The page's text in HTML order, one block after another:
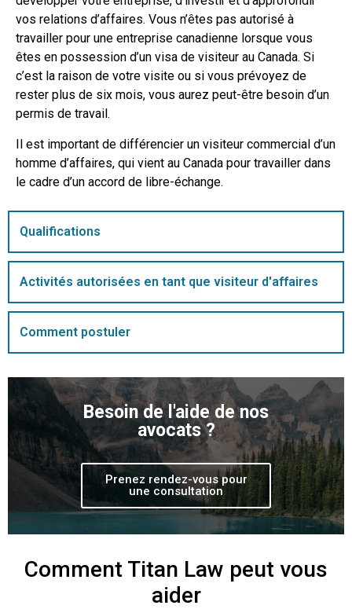
vos relations d’affaires. Vous n’êtes pas autorisé à
travailler pour une entreprise canadienne lorsque vous
êtes en possession d’un visa de visiteur au Canada. Si
c’est la raison de votre visite ou si vous prévoyez de
rester plus de six mois, vous aurez peut-être besoin d’un
permis de travail.
Il est important de différencier un visiteur commercial d’un
homme d’affaires, qui vient au Canada pour travailler dans
le cadre d’un accord de libre-échange.
Qualifications
Activités autorisées en tant que visiteur d'affaires
Comment postuler
Besoin de l'aide de nos
avocats ?
Prenez rendez-vous pour
une consultation
Comment Titan Law peut vous
aider